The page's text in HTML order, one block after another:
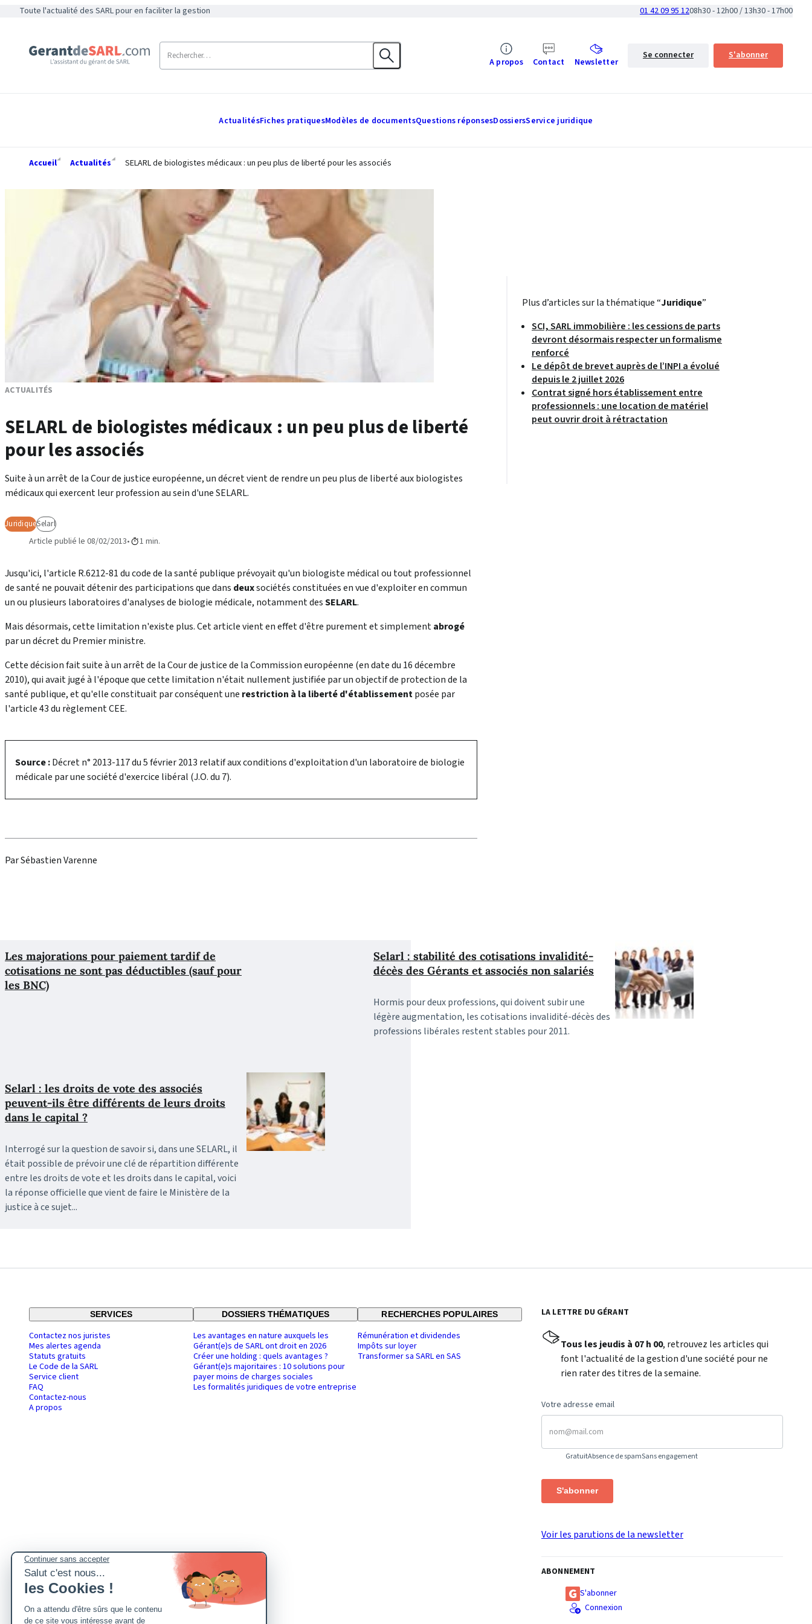
Toute l'actualité des SARL pour en faciliter la gestion 01 42 09 95 1208h30 - 12h00 / 13h30 - 17h00
A propos Contact Newsletter
Se connecter S'abonner
ActualitésFiches pratiquesModèles de documentsQuestions réponsesDossiersService juridique
Accueil Actualités SELARL de biologistes médicaux : un peu plus de liberté pour les associés
ACTUALITÉS
SELARL de biologistes médicaux : un peu plus de liberté
pour les associés
Suite à un arrêt de la Cour de justice européenne, un décret vient de rendre un peu plus de liberté aux biologistes
médicaux qui exercent leur profession au sein d'une SELARL.
JuridiqueSelarl
Article publié le 08/02/2013 1 min.
Jusqu'ici, l'article R.6212-81 du code de la santé publique prévoyait qu'un biologiste médical ou tout professionnel
de santé ne pouvait détenir des participations que dans deuxsociétés constituées en vue d'exploiter en commun
un ou plusieurs laboratoires d'analyses de biologie médicale, notamment desSELARL.
Mais désormais, cette limitation n'existe plus. Cet article vient en effet d'être purement et simplementabrogé
par un décret du Premier ministre.
Cette décision fait suite à un arrêt de la Cour de justice de la Commission européenne (en date du 16 décembre
2010), qui avait jugé à l'époque que cette limitation n'était nullement justifiée par un objectif de protection de la
santé publique, et qu'elle constituait par conséquent une restriction à la liberté d'établissementposée par
l'article 43 du règlement CEE.
Source :Décret n° 2013-117 du 5 février 2013 relatif aux conditions d'exploitation d'un laboratoire de biologie
médicale par une société d'exercice libéral (J.O. du 7).
Par Sébastien Varenne
Plus d’articles sur la thématique “Juridique”
SCI, SARL immobilière : les cessions de parts
devront désormais respecter un formalisme
renforcé
Le dépôt de brevet auprès de l’INPI a évolué
depuis le 2 juillet 2026
Contrat signé hors établissement entre
professionnels : une location de matériel
peut ouvrir droit à rétractation
Les majorations pour paiement tardif de
cotisations ne sont pas déductibles (sauf pour
les BNC)
Selarl : stabilité des cotisations invalidité-
décès des Gérants et associés non salariés
Hormis pour deux professions, qui doivent subir une
légère augmentation, les cotisations invalidité-décès des
professions libérales restent stables pour 2011.
Selarl : les droits de vote des associés
peuvent-ils être différents de leurs droits
dans le capital ?
Interrogé sur la question de savoir si, dans une SELARL, il
était possible de prévoir une clé de répartition différente
entre les droits de vote et les droits dans le capital, voici
la réponse officielle que vient de faire le Ministère de la
justice à ce sujet...
SERVICES
Contactez nos juristes
Mes alertes agenda
Statuts gratuits
Le Code de la SARL
Service client
FAQ
Contactez-nous
A propos
DOSSIERS THÉMATIQUES
Les avantages en nature auxquels les
Gérant(e)s de SARL ont droit en 2026
Créer une holding : quels avantages ?
Gérant(e)s majoritaires : 10 solutions pour
payer moins de charges sociales
Les formalités juridiques de votre entreprise
RECHERCHES POPULAIRES
Rémunération et dividendes
Impôts sur loyer
Transformer sa SARL en SAS
LA LETTRE DU GÉRANT
Tous les jeudis à 07 h 00, retrouvez les articles qui
font l'actualité de la gestion d'une société pour ne
rien rater des titres de la semaine.
Votre adresse email
GratuitAbsence de spamSans engagement
S'abonner
Voir les parutions de la newsletter
ABONNEMENT
S'abonner
Connexion